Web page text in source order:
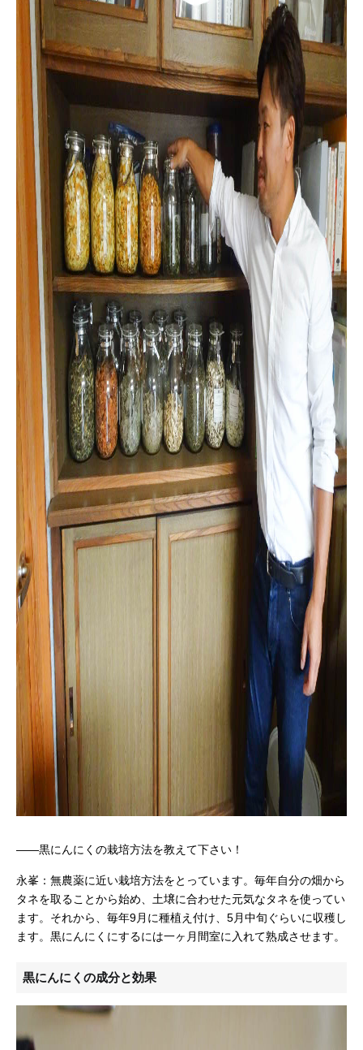
——黒にんにくの栽培方法を教えて下さい！
永峯：無農薬に近い栽培方法をとっています。毎年自分の畑から
タネを取ることから始め、土壌に合わせた元気なタネを使ってい
ます。それから、毎年9月に種植え付け、5月中旬ぐらいに収穫し
ます。黒にんにくにするには一ヶ月間室に入れて熟成させます。
黒にんにくの成分と効果